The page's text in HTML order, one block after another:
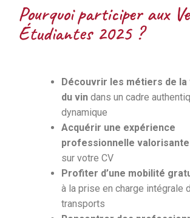
Pourquoi participer aux
Étudiantes 2025 ?
Découvrir les métiers de la
du vin dans un cadre
dynamique
Acquérir une expérience
professionnelle valorisante
sur votre CV
Profiter d’une mobilité
à la prise en charge intégrale
transports